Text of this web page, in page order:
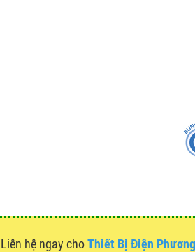
Liên hệ ngay choThiết Bị Điện